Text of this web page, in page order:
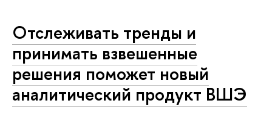
Отслеживать тренды и
принимать взвешенные
решения поможет новый
аналитический продукт ВШЭ